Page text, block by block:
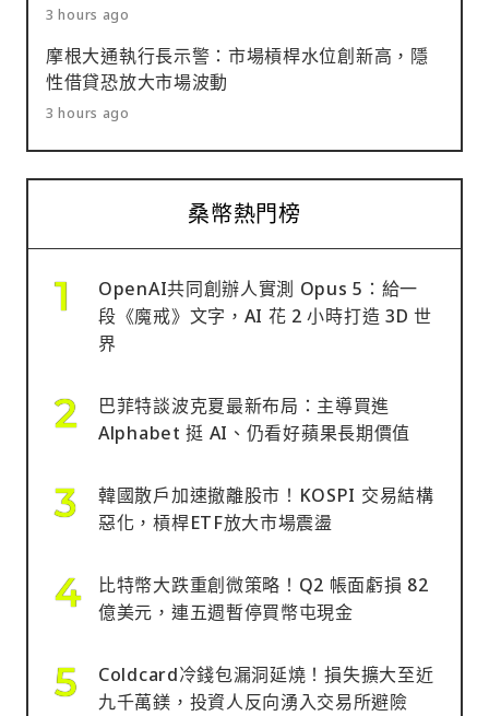
3 hours ago
摩根大通執行長示警：市場槓桿水位創新高，隱
性借貸恐放大市場波動
3 hours ago
桑幣熱門榜
OpenAI共同創辦人實測 Opus 5：給一
段《魔戒》文字，AI 花 2 小時打造 3D 世
界
巴菲特談波克夏最新布局：主導買進
Alphabet 挺 AI、仍看好蘋果長期價值
韓國散戶加速撤離股市！KOSPI 交易結構
惡化，槓桿ETF放大市場震盪
比特幣大跌重創微策略！Q2 帳面虧損 82
億美元，連五週暫停買幣屯現金
Coldcard冷錢包漏洞延燒！損失擴大至近
九千萬鎂，投資人反向湧入交易所避險